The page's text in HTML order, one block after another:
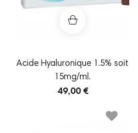
Acide Hyaluronique 1.5% soit
15mg/ml.
49,00 €